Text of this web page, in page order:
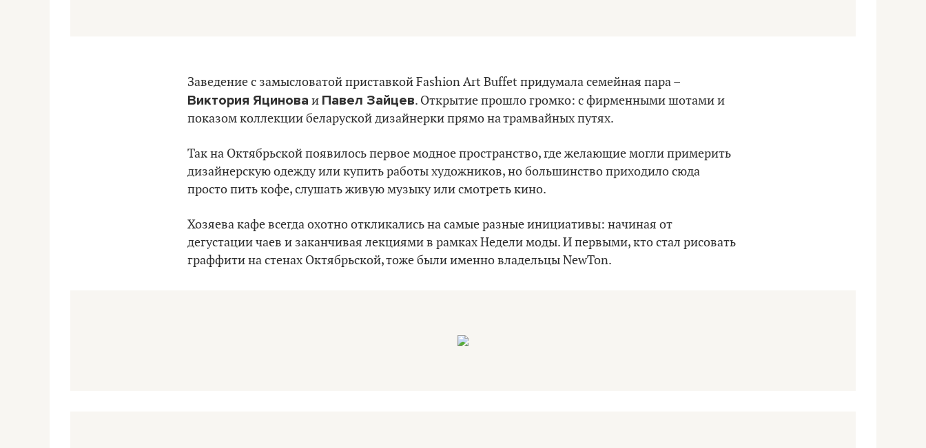
Заведение с замысловатой приставкой Fashion Art Buffet придумала семейная пара –
Виктория Яцинова и Павел Зайцев. Открытие прошло громко: с фирменными шотами и
показом коллекции беларуской дизайнерки прямо на трамвайных путях.
Так на Октябрьской появилось первое модное пространство, где желающие могли примерить
дизайнерскую одежду или купить работы художников, но большинство приходило сюда
просто пить кофе, слушать живую музыку или смотреть кино.
Хозяева кафе всегда охотно откликались на самые разные инициативы: начиная от
дегустации чаев и заканчивая лекциями в рамках Недели моды. И первыми, кто стал рисовать
граффити на стенах Октябрьской, тоже были именно владельцы NewTon.